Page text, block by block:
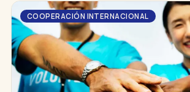
COOPERACIÓN INTERNACIONAL